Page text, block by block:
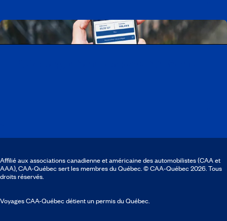
Affilié aux associations canadienne et américaine des automobilistes (CAA et
AAA), CAA-Québec sert les membres du Québec. © CAA‑Québec 2026. Tous
droits réservés.
Voyages CAA-Québec détient un permis du Québec.